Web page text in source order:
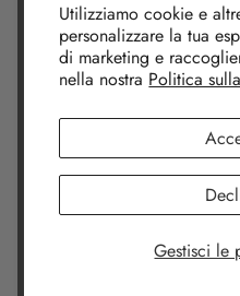
Utilizziamo cookie e
personalizzare la tua
di marketing e
nella nostra Politica
Gestisci le